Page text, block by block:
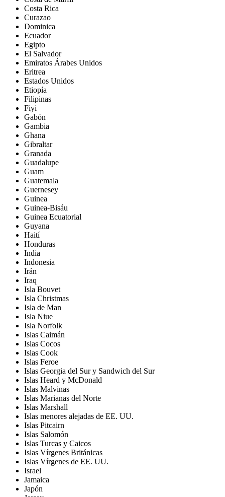
Costa Rica
Curazao
Dominica
Ecuador
Egipto
El Salvador
Emiratos Árabes Unidos
Eritrea
Estados Unidos
Etiopía
Filipinas
Fiyi
Gabón
Gambia
Ghana
Gibraltar
Granada
Guadalupe
Guam
Guatemala
Guernesey
Guinea
Guinea-Bisáu
Guinea Ecuatorial
Guyana
Haití
Honduras
India
Indonesia
Irán
Iraq
Isla Bouvet
Isla Christmas
Isla de Man
Isla Niue
Isla Norfolk
Islas Caimán
Islas Cocos
Islas Cook
Islas Feroe
Islas Georgia del Sur y Sandwich del Sur
Islas Heard y McDonald
Islas Malvinas
Islas Marianas del Norte
Islas Marshall
Islas menores alejadas de EE. UU.
Islas Pitcairn
Islas Salomón
Islas Turcas y Caicos
Islas Vírgenes Británicas
Islas Vírgenes de EE. UU.
Israel
Jamaica
Japón